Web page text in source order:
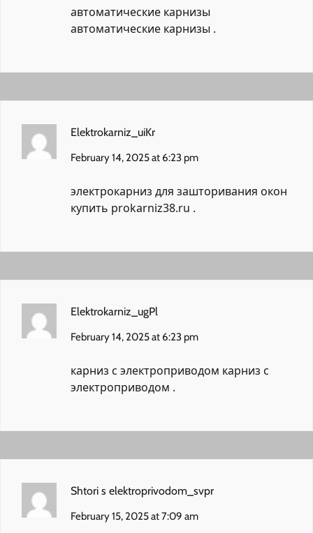
автоматические карнизы
автоматические карнизы .
Elektrokarniz_uiKr
February 14, 2025 at 6:23 pm
электрокарниз для зашторивания окон
купить prokarniz38.ru .
Elektrokarniz_ugPl
February 14, 2025 at 6:23 pm
карниз с электроприводом карниз с
электроприводом .
Shtori s elektroprivodom_svpr
February 15, 2025 at 7:09 am